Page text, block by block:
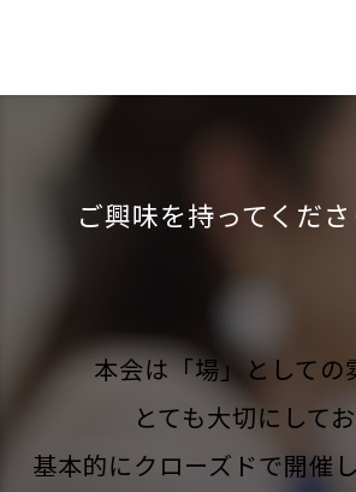
ご興味を持ってくだ
本会は「場」としての
とても大切にしてお
基本的にクローズドで開催し